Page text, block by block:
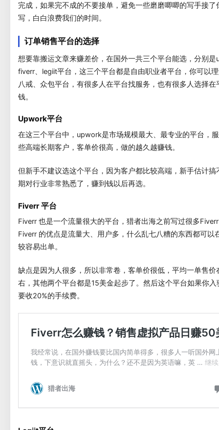
完成，如果完不成的不要接单，避免一些磨磨唧唧的写手接了
写，白白浪费我们的时间。
订单销售平台的选择
想要靠搬运文章来赚差价，在国外一共三个平台能选，分别
fiverr、legiit平台，这三个平台都是自由职业者平台，你可以
八戒、众包平台，有很多人在平台找服务，也有很多人选择在
钱。
Upwork平台
在这三个平台中，upwork是市场规模最大、最专业的平台，
些高端长期客户，客单价很高，做的越久越赚钱。
但新手不建议选这个平台，因为客户都比较高端，新手估计搞
期对行业非常熟悉了，赚到钱以后再选。
Fiverr 平台
Fiverr 也是一个流量很大的平台，猎者出海之前写过很多
Fiverr 的优点是流量大、用户多，什么乱七八糟的东西都可以
较容易出单。
缺点是因为人很多，所以非常卷，客单价很低，平均一单售
右，其他两个平台都是15美金起步了。然后这个平台如果你入
要收20%的手续费。